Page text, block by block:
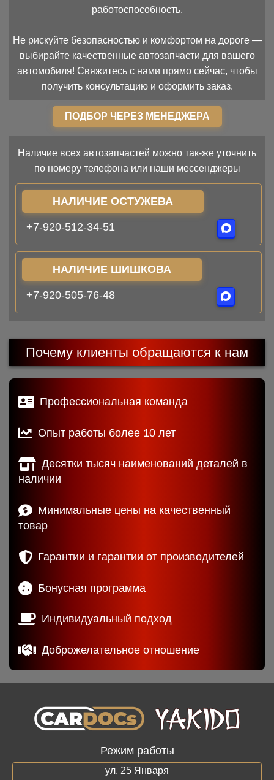
работоспособность.
Не рискуйте безопасностью и комфортом на дороге —
выбирайте качественные автозапчасти для вашего
автомобиля! Свяжитесь с нами прямо сейчас, чтобы
получить консультацию и оформить заказ.
ПОДБОР ЧЕРЕЗ МЕНЕДЖЕРА
Наличие всех автозапчастей можно так-же уточнить
по номеру телефона или наши мессенджеры
НАЛИЧИЕ ОСТУЖЕВА
+7-920-512-34-51
НАЛИЧИЕ ШИШКОВА
+7-920-505-76-48
Почему клиенты обращаются к нам
Профессиональная команда
Опыт работы более 10 лет
Десятки тысяч наименований деталей в
наличии
Минимальные цены на качественный
товар
Гарантии и гарантии от производителей
Бонусная программа
Индивидуальный подход
Доброжелательное отношение
Режим работы
ул. 25 Января